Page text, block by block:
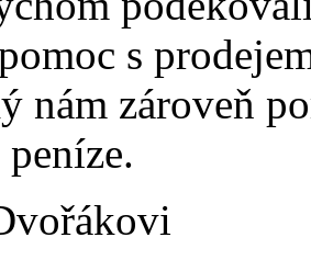
s
nám zároveň